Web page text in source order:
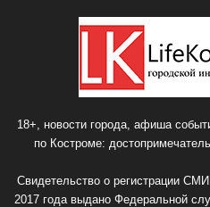
18+, новости города, афиша
по Костроме:
Свидетельство о регистрации
2017 года выдано Федеральной